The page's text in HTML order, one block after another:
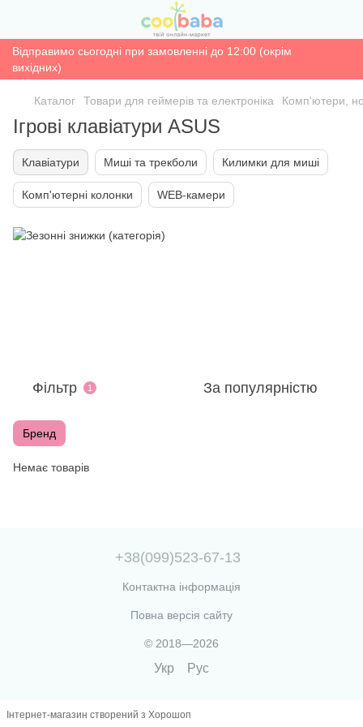
Відправимо сьогодні при замовленні до 12:00 (окрім
вихідних)
Каталог Товари для геймерів та електроніка Комп'ютери,
Ігрові клавіатури ASUS
Клавіатури Миші та трекболи Килимки для миші
Комп'ютерні колонки WEB-камери
Фільтр 1 За популярністю
Бренд
Немає товарів
+38(099)523-67-13
Контактна інформація
Повна версія сайту
© 2018—2026
Укр Рус
Інтернет-магазин створений з Хорошоп